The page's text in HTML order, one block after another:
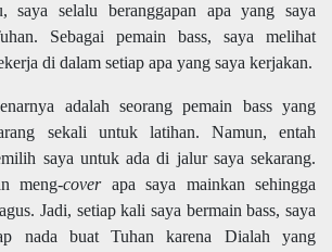
saya selalu beranggapan apa yang saya
Sebagai pemain bass, saya melihat
di dalam setiap apa yang saya kerjakan.
adalah seorang pemain bass yang
sekali untuk latihan. Namun, entah
saya untuk ada di jalur saya sekarang.
meng-cover apa saya mainkan sehingga
Jadi, setiap kali saya bermain bass, saya
nada buat Tuhan karena Dialah yang